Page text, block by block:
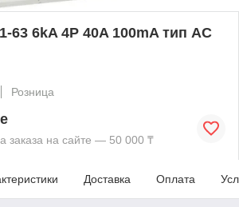
63 6kA 4P 40A 100mA тип AC
Розница
заказа на сайте — 50 000 ₸
Доставка Оплата